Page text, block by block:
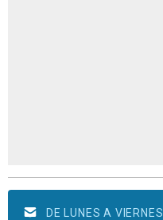
DE LUNES A VIERNES